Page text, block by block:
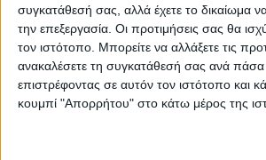
συγκατάθεσή σας, αλλά έχετε το δικαίωμα
την επεξεργασία. Οι προτιμήσεις σας θα
τον ιστότοπο. Μπορείτε να αλλάξετε τις
ανακαλέσετε τη συγκατάθεσή σας ανά πάσα
επιστρέφοντας σε αυτόν τον ιστότοπο και
κουμπί "Απορρήτου" στο κάτω μέρος της
Θεοδόσης